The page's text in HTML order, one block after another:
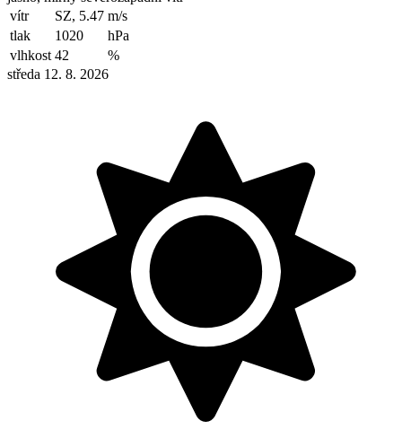
vítr
SZ, 5.47 m/s
tlak
1020
hPa
vlhkost 42
%
středa 12. 8. 2026